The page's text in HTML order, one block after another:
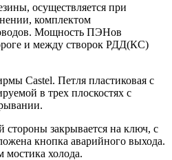
осуществляется при
комплектом
Мощность ПЭНов
и между створок РДД(КС)
Castel. Петля пластиковая с
в трех плоскостях с
закрывается на ключ, с
кнопка аварийного выхода.
мостика холода.